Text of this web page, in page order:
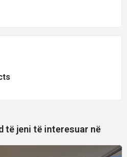
të jeni të interesuar në